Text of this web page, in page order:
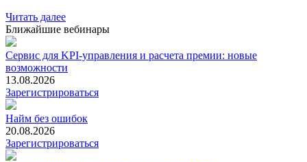
Читать далее
Ближайшие вебинары
Сервис для KPI-управления и расчета премии: новые
возможности
13.08.2026
Зарегистрироваться
Найм без ошибок
20.08.2026
Зарегистрироваться